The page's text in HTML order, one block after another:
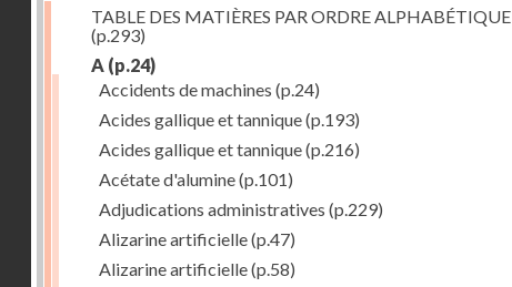
TABLE DES MATIÈRES PAR ORDRE ALPHABÉTIQUE
(p.293)
A (p.24)
Accidents de machines (p.24)
Acides gallique et tannique(p.193)
Acides gallique et tannique(p.216)
Acétate d'alumine(p.101)
Adjudications administratives (p.229)
Alizarine artificielle(p.47)
Alizarine artificielle(p.58)